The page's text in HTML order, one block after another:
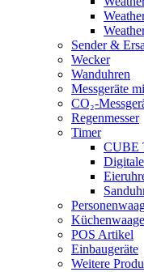
Sender &
Wecker
Wanduhren
Messgeräte
CO₂-
Regenmesser
Timer
CUBE
POS Artikel
Einbaugeräte
Weitere